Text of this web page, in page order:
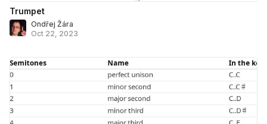
Trumpet
Ondřej Žára
Oct 22, 2023